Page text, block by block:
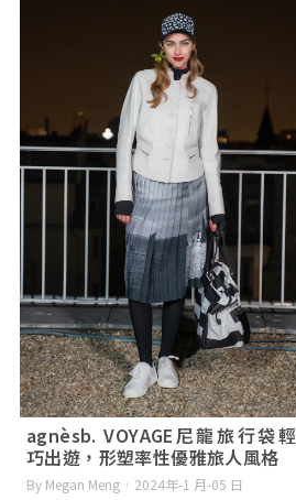
agnèsb. VOYAGE尼龍旅行袋輕
巧出遊，形塑率性優雅旅人風格
By Megan Meng 2024年-1 月-05 日